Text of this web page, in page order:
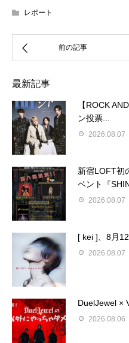
レポート
最新記事
【ROCK
ン投票...
2026.08.07
新宿LOFT初
ベント『
2026.08.07
[ kei ]、8月
2026.08.07
DuelJewel ×
2026.08.06